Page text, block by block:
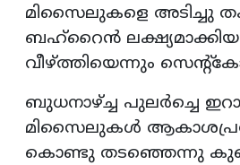
മിസൈലുകളെ അടിച്ചു
ബഹ്‌റൈൻ ലക്ഷ്യമാക്കിയ
വീഴ്ത്തിയെന്നും
ബുധനാഴ്ച്ച പുലർച്ചെ
മിസൈലുകൾ
കൊണ്ടു തടഞ്ഞെന്നു